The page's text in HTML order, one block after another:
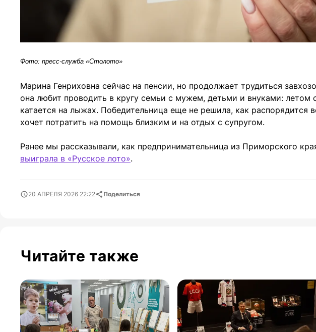
Фото: пресс-служба «Столото»
Марина Генриховна сейчас на пенсии, но продолжает трудиться
она любит проводить в кругу семьи с мужем, детьми и внуками: летом
катается на лыжах. Победительница еще не решила, как распорядится
хочет потратить на помощь близким и на отдых с супругом.
Ранее мы рассказывали, как предпринимательница из Приморского
выиграла в «Русское лото».
20 АПРЕЛЯ 2026 22:22 Поделиться
Читайте также